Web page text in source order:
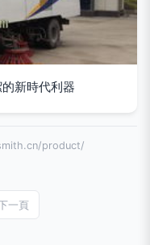
新時代利器
product/
一頁